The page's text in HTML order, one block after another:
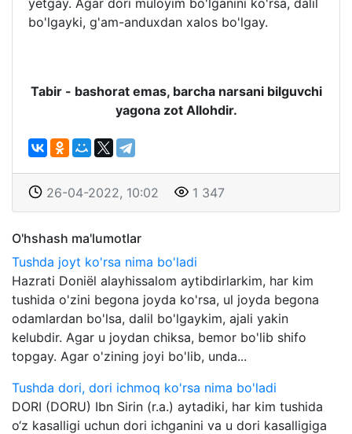
yetgay. Agar dori muloyim bo'lganini ko'rsa, dalil
bo'lgayki, g'am-anduxdan xalos bo'lgay.
Tabir - bashorat emas, barcha narsani bilguvchi
yagona zot Allohdir.
26-04-2022, 10:02 1 347
O'hshash ma'lumotlar
Tushda joyt ko'rsa nima bo'ladi
Hazrati Doniël alayhissalom aytibdirlarkim, har kim
tushida o'zini begona joyda ko'rsa, ul joyda begona
odamlardan bo'lsa, dalil bo'lgaykim, ajali yakin
kelubdir. Agar u joydan chiksa, bemor bo'lib shifo
topgay. Agar o'zining joyi bo'lib, unda...
Tushda dori, dori ichmoq ko'rsa nima bo'ladi
DORI (DORU) Ibn Sirin (r.a.) aytadiki, har kim tushida
o‘z kasalligi uchun dori ichganini va u dori kasalligiga